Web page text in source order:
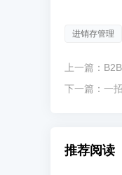
进销存管理
上一篇：
下一篇： 一
推荐阅读